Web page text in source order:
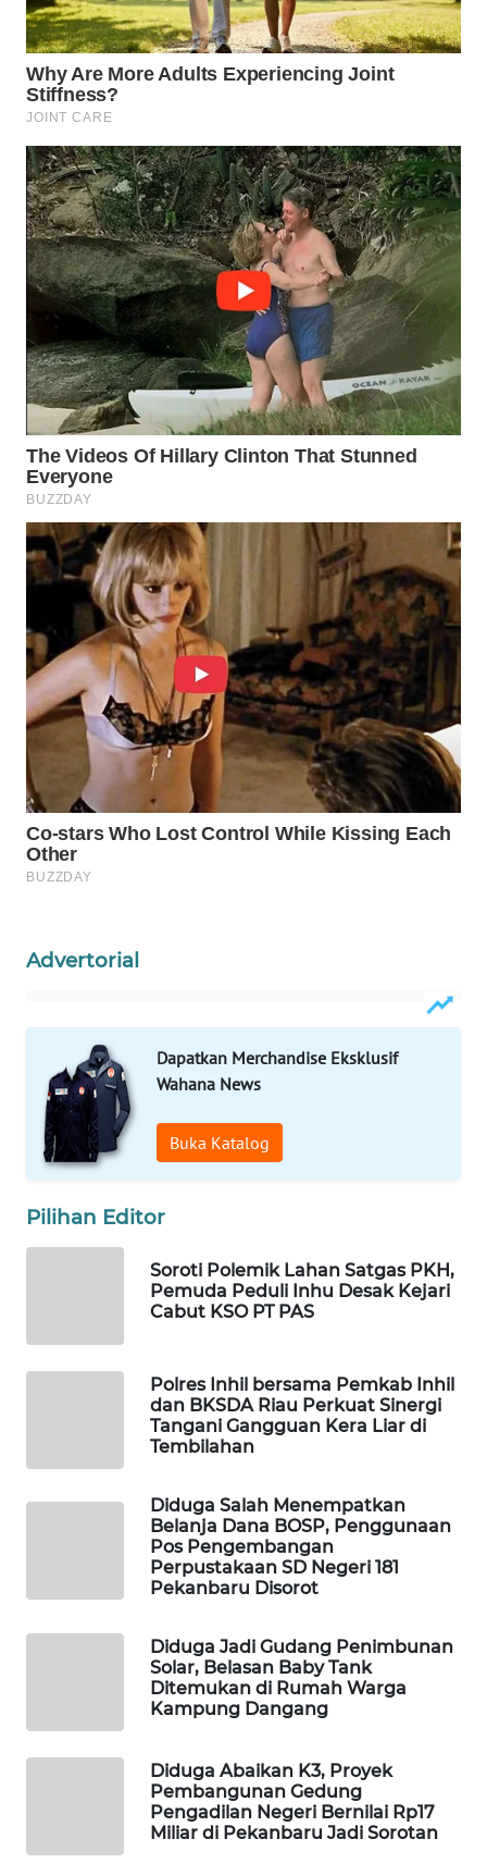
Advertorial
Dapatkan Merchandise Eksklusif
Wahana News
Buka Katalog
Pilihan Editor
Soroti Polemik Lahan Satgas PKH,
Pemuda Peduli Inhu Desak Kejari
Cabut KSO PT PAS
Polres Inhil bersama Pemkab Inhil
dan BKSDA Riau Perkuat Sinergi
Tangani Gangguan Kera Liar di
Tembilahan
Diduga Salah Menempatkan
Belanja Dana BOSP, Penggunaan
Pos Pengembangan
Perpustakaan SD Negeri 181
Pekanbaru Disorot
Diduga Jadi Gudang Penimbunan
Solar, Belasan Baby Tank
Ditemukan di Rumah Warga
Kampung Dangang
Diduga Abaikan K3, Proyek
Pembangunan Gedung
Pengadilan Negeri Bernilai Rp17
Miliar di Pekanbaru Jadi Sorotan
WN
SURABAYA
WN
NATUNA
WN
BINTAN
WN
MANDALIKA
WN
LIKUPANG
WN
LABUANBAJO
WN
BORNEO
Wahana
Group
WAHANA
NEWS
WAHANA
TANI
WAHANA
ADVOKAT
WAHANA
LISTRIK
WAHANA
TRAVEL
ID
NET